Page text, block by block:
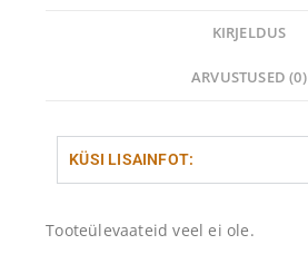
KIRJELDUS
ARVUSTUSED (0)
KÜSI LISAINFOT:
Tooteülevaateid veel ei ole.